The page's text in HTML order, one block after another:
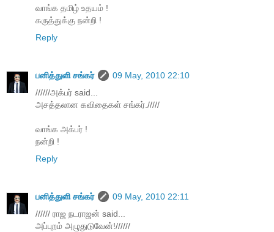
வாங்க தமிழ் உதயம் !
கருத்துக்கு நன்றி !
Reply
பனித்துளி சங்கர்
09 May, 2010 22:10
//////அக்பர் said...
அசத்தலான கவிதைகள் சங்கர்./////
வாங்க அக்பர் !
நன்றி !
Reply
பனித்துளி சங்கர்
09 May, 2010 22:11
////// ராஜ நடராஜன் said...
அப்புறம் அழுதுடுவேன்!//////